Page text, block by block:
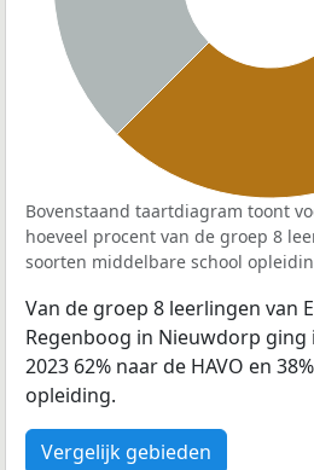
Bovenstaand taartdiagram toont
hoeveel procent van de groep 8
soorten middelbare school
Van de groep 8 leerlingen van
Regenboog in Nieuwdorp ging
2023 62% naar de HAVO en
opleiding.
Vergelijk gebieden